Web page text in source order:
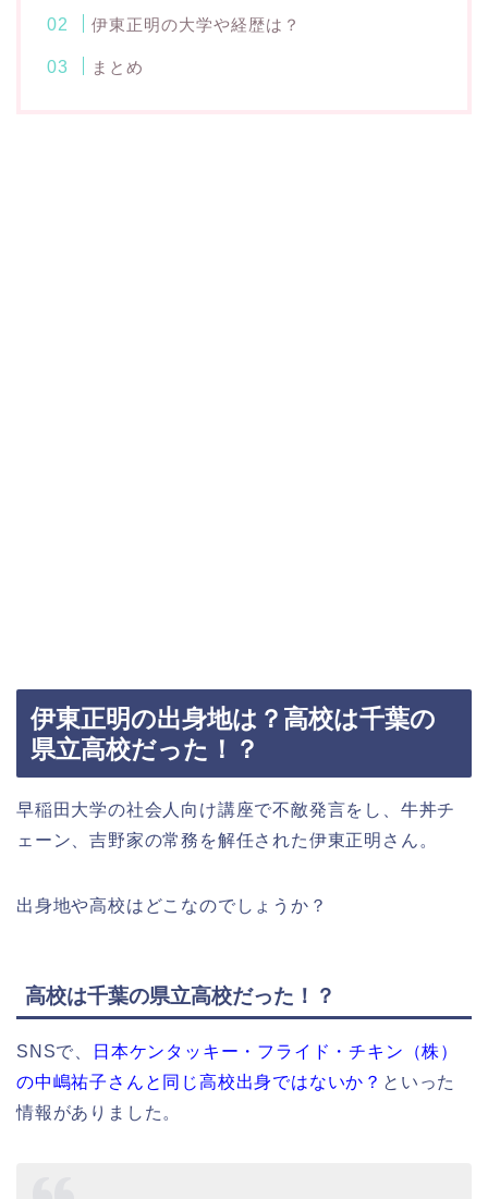
伊東正明の大学や経歴は？
まとめ
伊東正明の出身地は？高校は千葉の
県立高校だった！？
早稲田大学の社会人向け講座で不敵発言をし、牛丼チ
ェーン、吉野家の常務を解任された伊東正明さん。
出身地や高校はどこなのでしょうか？
高校は千葉の県立高校だった！？
SNSで、
日本ケンタッキー・フライド・チキン（株）
の中嶋祐子さんと同じ高校出身ではないか？ といった
情報がありました。